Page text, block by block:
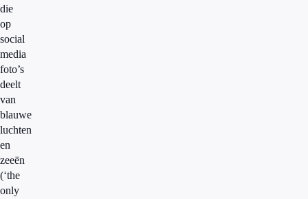
die
op
social
media
foto’s
deelt
van
blauwe
luchten
en
zeeën
(‘the
only